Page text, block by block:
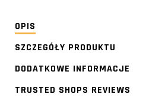
OPIS
SZCZEGÓŁY PRODUKTU
DODATKOWE INFORMACJE
TRUSTED SHOPS REVIEWS